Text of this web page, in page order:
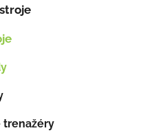
trenažéry